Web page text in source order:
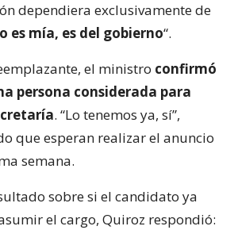
dependiera exclusivamente de
es mía, es del gobierno“.
el ministro confirmó
persona considerada para
. “Lo tenemos ya, sí”,
que esperan realizar el anuncio
semana.
sobre si el candidato ya
el cargo, Quiroz respondió: